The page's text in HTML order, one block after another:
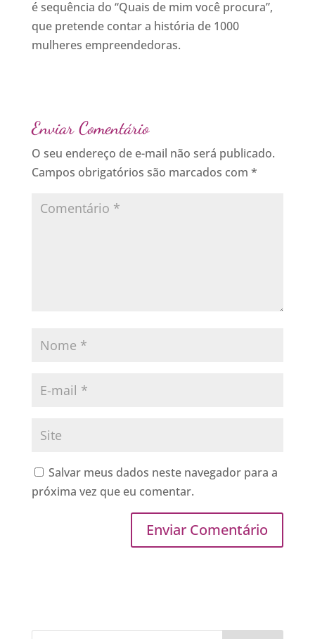
é sequência do “Quais de mim você procura”,
que pretende contar a história de 1000
mulheres empreendedoras.
Enviar Comentário
O seu endereço de e-mail não será publicado.
Campos obrigatórios são marcados com *
Salvar meus dados neste navegador para a
próxima vez que eu comentar.